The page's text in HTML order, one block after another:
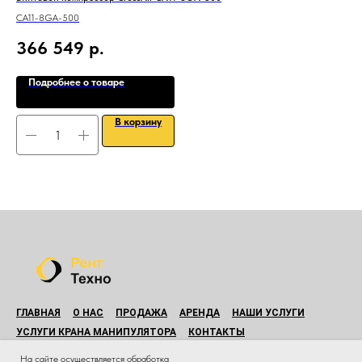
CA11-8GA-500
366 549 р.
Подробнее о товаре
В корзину
ГЛАВНАЯ О НАС ПРОДАЖА АРЕНДА
НАШИ УСЛУГИ
УСЛУГИ КРАНА МАНИПУЛЯТОРА
КОНТАКТЫ
© Все права защищены.
На сайте осуществляется обработка